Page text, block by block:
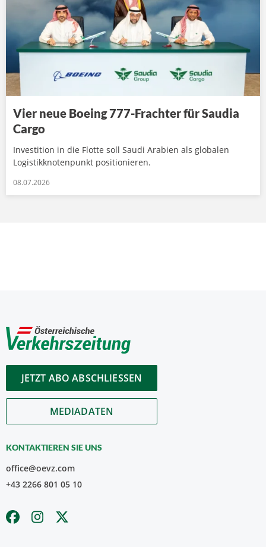
Vier neue Boeing 777-Frachter für Saudia
Cargo
Investition in die Flotte soll Saudi Arabien als globalen
Logistikknotenpunkt positionieren.
08.07.2026
JETZT ABO ABSCHLIESSEN
MEDIADATEN
KONTAKTIEREN SIE UNS
office@oevz.com
+43 2266 801 05 10